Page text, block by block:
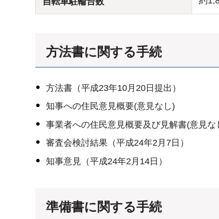
方法書に関する手続
方法書（平成23年10月20日提出）
知事への住民意見概要(意見なし)
事業者への住民意見概要及び見解書(意見な
審査会検討結果（平成24年2月7日）
知事意見（平成24年2月14日）
準備書に関する手続